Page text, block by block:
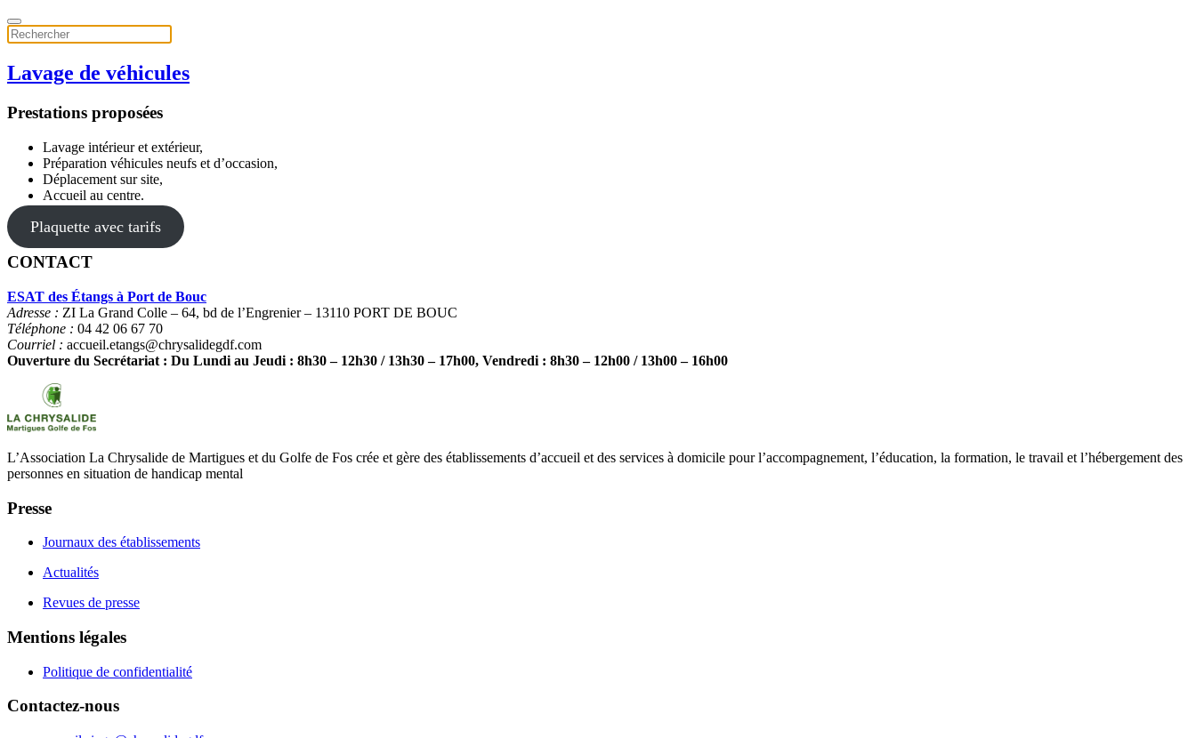
Lavage de véhicules
Prestations proposées
Lavage intérieur et extérieur,
Préparation véhicules neufs et d’occasion,
Déplacement sur site,
Accueil au centre.
Plaquette avec tarifs
CONTACT
ESAT des Étangs à Port de Bouc
Adresse : ZI La Grand Colle – 64, bd de l’Engrenier – 13110 PORT DE BOUC
Téléphone : 04 42 06 67 70
Courriel : accueil.etangs@chrysalidegdf.com
Ouverture du Secrétariat : Du Lundi au Jeudi : 8h30 – 12h30 / 13h30 – 17h00, Vendredi : 8h30 – 12h00 / 13h00 – 16h00
L’Association La Chrysalide de Martigues et du Golfe de Fos crée et gère des établissements d’accueil et des services à domicile pour l’accompagnement, l’éducation, la formation, le travail et l’hébergement des
personnes en situation de handicap mental
Presse
Journaux des établissements
Actualités
Revues de presse
Mentions légales
Politique de confidentialité
Contactez-nous